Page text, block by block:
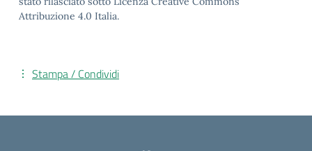
Attribuzione 4.0 Italia.
Stampa / Condividi